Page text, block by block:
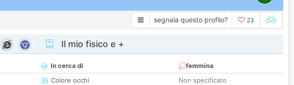
segnala questo profilo? 23
Il mio fisico e +
In cerca di
femmina
Colore occhi
Non specificato